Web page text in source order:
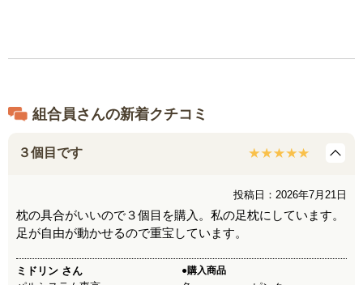
組合員さんの新着クチコミ
３個目です
投稿日：2026年7月21日
枕の具合がいいので３個目を購入。私の足枕にしています。
足が自由が動かせるので重宝しています。
ミドリン さん
●購入商品